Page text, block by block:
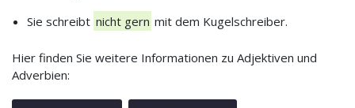
Sie schreibt nicht gern mit dem Kugelschreiber.
Hier finden Sie weitere Informationen zu Adjektiven und
Adverbien: